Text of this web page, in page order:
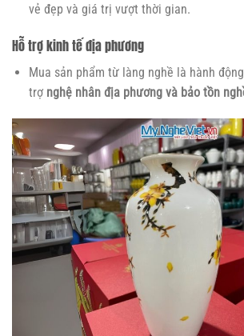
vẻ đẹp và giá trị vượt thời gian.
Hỗ trợ kinh tế địa phương
Mua sản phẩm từ làng nghề là hành
trợ nghệ nhân địa phương và bảo tồn